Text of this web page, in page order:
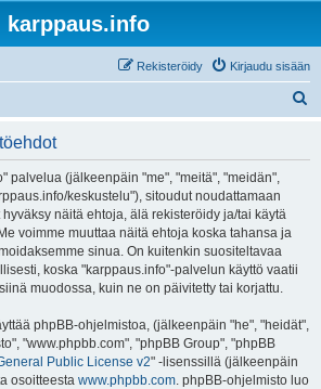
karppaus.info
Kirjaudu sisään
Rekisteröidy
palvelua (jälkeenpäin "me", "meitä", "meidän",
keskustelu"), sitoudut noudattamaan
näitä ehtoja, älä rekisteröidy ja/tai käytä
voimme muuttaa näitä ehtoja koska tahansa ja
sinua. On kuitenkin suositeltavaa
koska "karppaus.info"-palvelun käyttö vaatii
muodossa, kuin ne on päivitetty tai korjattu.
phpBB-ohjelmistoa, (jälkeenpäin "he", "heidät",
"www.phpbb.com", "phpBB Group", "phpBB
Public License v2" -lisenssillä (jälkeenpäin
osoitteesta www.phpbb.com. phpBB-ohjelmisto luo